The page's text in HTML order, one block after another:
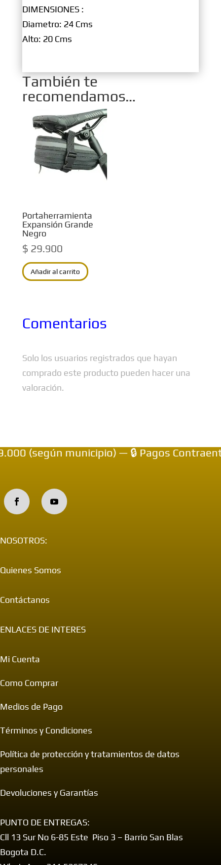
DIMENSIONES :
Diametro: 24 Cms
Alto: 20 Cms
También te
recomendamos…
Portaherramienta
Expansión Grande
Negro
$ 29.900
Añadir al carrito
Comentarios
Solo los usuarios registrados que hayan
comprado este producto pueden hacer una
valoración.
(según municipio) — 🔒 Pagos
NOSOTROS:
Quienes Somos
Contáctanos
ENLACES DE INTERES
Mi Cuenta
Como Comprar
Medios de Pago
Términos y Condiciones
Política de protección y tratamientos de datos
personales
Devoluciones y Garantías
PUNTO DE ENTREGAS:
Cll 13 Sur No 6-85 Este Piso 3 – Barrio San Blas
Bogota D.C.